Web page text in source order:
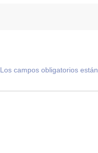
Los campos obligatorios están